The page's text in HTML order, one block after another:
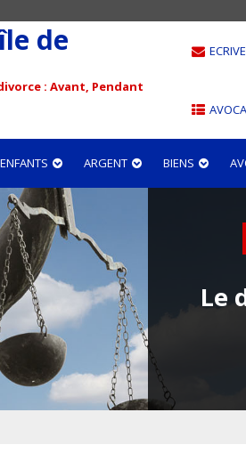
de
: Avant, Pendant
ENFANTS ARGENT BIENS
Le